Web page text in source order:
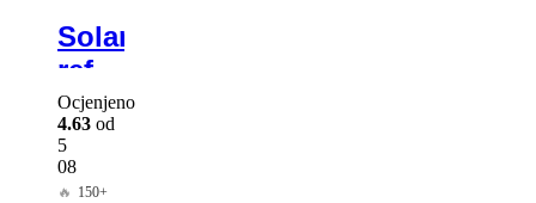
Solarni
reflektor
1600w
nosač
Gratis
Ocjenjeno
4.63 od
5
08
🔥 150+